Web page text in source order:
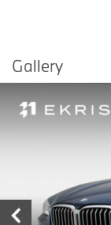
Prijs
Gallery